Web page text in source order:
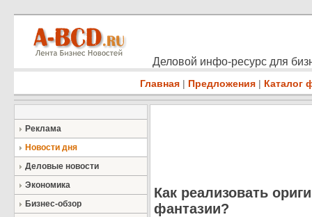
Деловой инфо-ресурс для
Главная | Предложения | Каталог
Реклама
Новости дня
Деловые новости
Экономика
Бизнес-обзор
Как реализовать
фантазии?